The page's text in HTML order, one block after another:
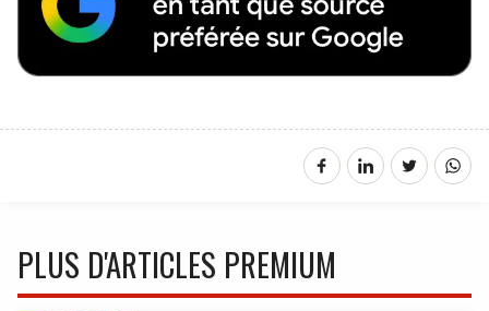
PLUS D'ARTICLES PREMIUM